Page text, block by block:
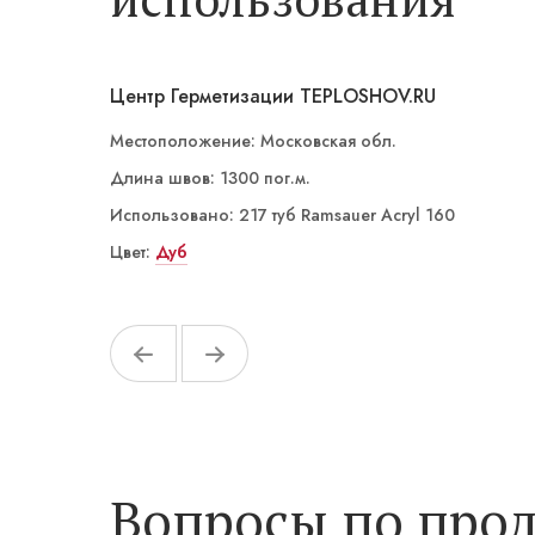
Сафари
Центр Герметизации TEPLOSHOV.RU
Местоположение: Московская обл.
Длина швов: 1300 пог.м.
Использовано: 217 туб Ramsauer Acryl 160
Цвет: Дуб
Серый
Бронзовый
Белый
Вопросы по